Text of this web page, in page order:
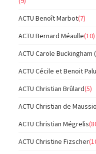
ACTU Benoît Marbot(7)
ACTU Bernard Méaulle(10)
ACTU Carole Buckingham
ACTU Cécile et Benoit
ACTU Christian Brûlard(5)
ACTU Christian de
ACTU Christian Mégrelis
ACTU Christine Fizscher